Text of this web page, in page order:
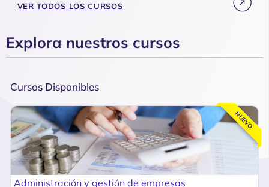
VER TODOS LOS CURSOS
Explora nuestros cursos
Cursos Disponibles
NUEVO
Administración y gestión de empresas